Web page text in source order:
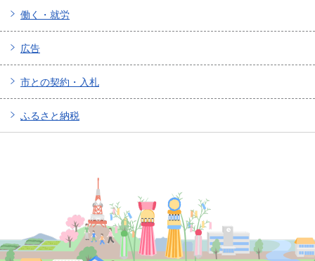
働く・就労
広告
市との契約・入札
ふるさと納税